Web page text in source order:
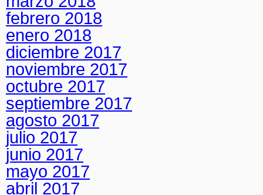
febrero 2018
enero 2018
diciembre 2017
noviembre 2017
octubre 2017
septiembre 2017
agosto 2017
julio 2017
junio 2017
mayo 2017
abril 2017